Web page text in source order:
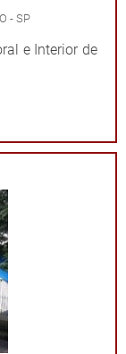
- SP
e Interior de